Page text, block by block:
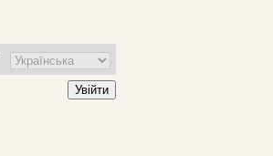
Увійти